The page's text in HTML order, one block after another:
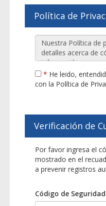
Política de
* He leido,
con la Política de
Verificación de
Por favor ingresa el
mostrado en el
a prevenir registros
Código de Seguridad